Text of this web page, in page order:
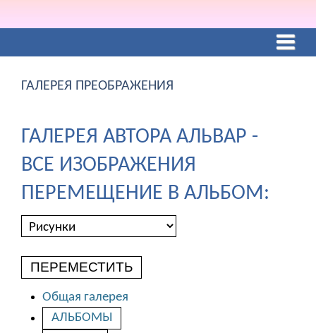
ГАЛЕРЕЯ ПРЕОБРАЖЕНИЯ
ГАЛЕРЕЯ АВТОРА АЛЬВАР -
ВСЕ ИЗОБРАЖЕНИЯ
ПЕРЕМЕЩЕНИЕ В АЛЬБОМ:
ПЕРЕМЕСТИТЬ
Общая галерея
АЛЬБОМЫ